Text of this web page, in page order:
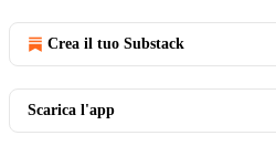
Crea il tuo Substack
Scarica l'app